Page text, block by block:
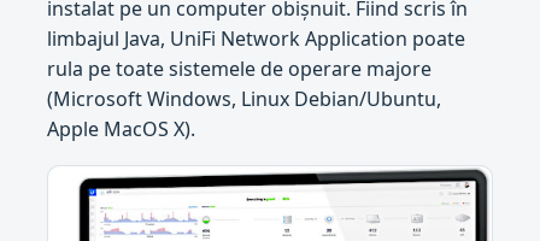
instalat pe un computer obișnuit. Fiind scris în
limbajul Java, UniFi Network Application poate
rula pe toate sistemele de operare majore
(Microsoft Windows, Linux Debian/Ubuntu,
Apple MacOS X).